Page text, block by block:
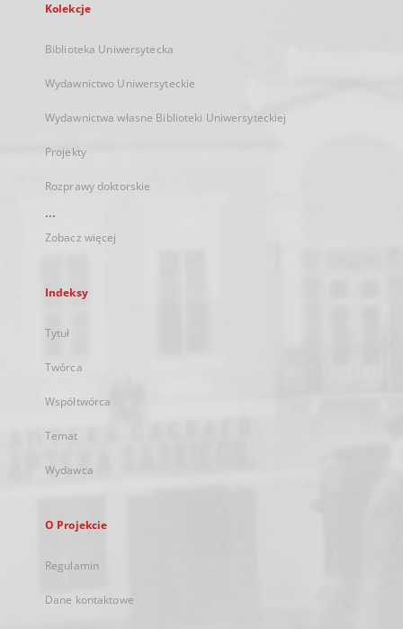
Kolekcje
Biblioteka Uniwersytecka
Wydawnictwo Uniwersyteckie
Wydawnictwa własne Biblioteki Uniwersyteckiej
Projekty
Rozprawy doktorskie
...
Zobacz więcej
Indeksy
Tytuł
Twórca
Współtwórca
Temat
Wydawca
O Projekcie
Regulamin
Dane kontaktowe